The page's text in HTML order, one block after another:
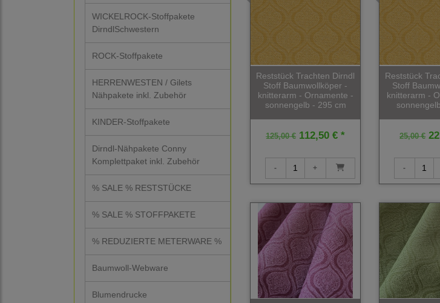
WICKELROCK-Stoffpakete
DirndlSchwestern
ROCK-Stoffpakete
HERRENWESTEN / Gilets
Nähpakete inkl. Zubehör
KINDER-Stoffpakete
Dirndl-Nähpakete Conny
Komplettpaket inkl. Zubehör
% SALE % RESTSTÜCKE
% SALE % STOFFPAKETE
% REDUZIERTE METERWARE %
Baumwoll-Webware
Blumendrucke
Reststück Trachten Dirndl
Stoff Baumwollköper -
knitterarm - Ornamente -
sonnengelb - 295 cm
125,00 € 112,50 € *
Reststück
Stoff
knitterarm -
25,00 €